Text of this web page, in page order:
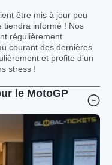
être mis à jour peu
tiendra informé ! Nos
régulièrement
courant des dernières
et profite d’un
stress !
le MotoGP